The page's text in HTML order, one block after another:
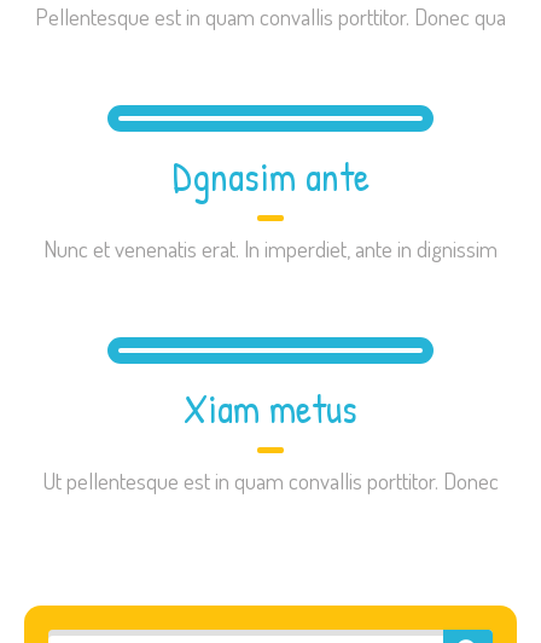
Pellentesque est in quam convallis porttitor. Donec qua
Dgnasim ante
Nunc et venenatis erat. In imperdiet, ante in dignissim
Xiam metus
Ut pellentesque est in quam convallis porttitor. Donec